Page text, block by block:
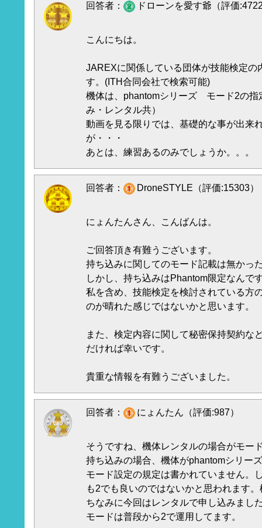
回答者： ドローンを愛す爺（評価
こんにちは。
JAREXに関係している団体が技能検定の
す。(ITH合同会社で検索可能)
機体は、phantomシリーズ モード2の指
み・レンタル共）
動画を見る限りでは、基礎的な事が出来
が・・・
あとは、練習あるのみでしょうか。。。
回答者： DroneSTYLE（評価:15303）
にょんたんさん、こんばんは。
ご回答頂き有難うございます。
持ち込みに関してのモード記載は無かっ
しかし、持ち込みはPhantom限定なんで
私を含め、技能検定を検討されている方
のが晴れた感じではないかと思います。
また、検定内容に関して秘密保持契約な
だければ幸いです。
貴重な情報を有難うございました。
回答者： にょんたん（評価:987）
そうですね、機体レンタルの場合がモー
持ち込みの場合、機体がphantomシリー
モード設定の規定は書かれていません。
も2でも良いのではないかと思われます
ちなみに今回はレンタルで申し込みまし
モードは普段から2で運用してます。